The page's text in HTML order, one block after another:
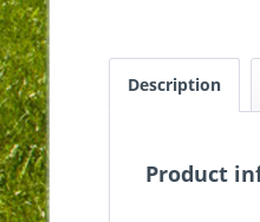
Description
Product